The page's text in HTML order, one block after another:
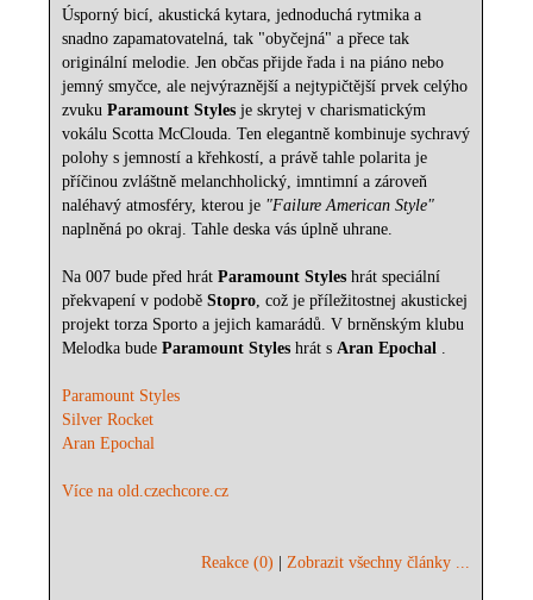
Úsporný bicí, akustická kytara, jednoduchá rytmika a
snadno zapamatovatelná, tak "obyčejná" a přece tak
originální melodie. Jen občas přijde řada i na piáno nebo
jemný smyčce, ale nejvýraznější a nejtypičtější prvek celýho
zvukuParamount Styles je skrytej v charismatickým
vokálu Scotta McClouda. Ten elegantně kombinuje sychravý
polohy s jemností a křehkostí, a právě tahle polarita je
příčinou zvláštně melanchholický, imntimní a zároveň
naléhavý atmosféry, kterou je "Failure American Style"
naplněná po okraj. Tahle deska vás úplně uhrane.
Na 007 bude před hrátParamount Styles hrát speciální
překvapení v podoběStopro, což je příležitostnej akustickej
projekt torza Sporto a jejich kamarádů. V brněnským klubu
Melodka budeParamount Styles hrát sAran Epochal .
Paramount Styles
Silver Rocket
Aran Epochal
Více na old.czechcore.cz
Reakce (0) |Zobrazit všechny články ...